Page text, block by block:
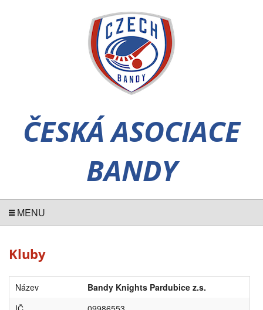
ČESKÁ ASOCIACE
BANDY
MENU
Kluby
Název
Bandy Knights Pardubice z.s.